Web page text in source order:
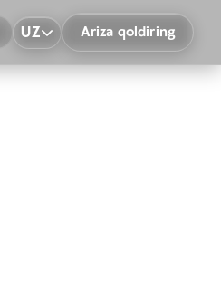
UZ Ariza qoldiring